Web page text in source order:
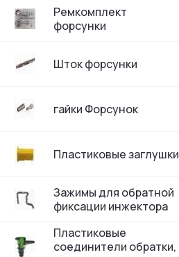
Ремкомплект
форсунки
Шток форсунки
гайки Форсунок
Пластиковые заглушки
Зажимы для обратной
фиксации инжектора
Пластиковые
соединители обратки,